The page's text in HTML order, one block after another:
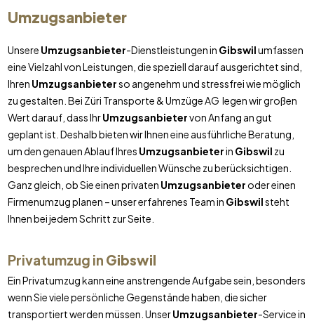
Umzugsanbieter
Unsere Umzugsanbieter-Dienstleistungen in Gibswilumfassen
eine Vielzahl von Leistungen, die speziell darauf ausgerichtet sind,
Ihren Umzugsanbieterso angenehm und stressfrei wie möglich
zu gestalten. Bei Züri Transporte & Umzüge AG legen wir großen
Wert darauf, dass IhrUmzugsanbietervon Anfang an gut
geplant ist. Deshalb bieten wir Ihnen eine ausführliche Beratung,
um den genauen Ablauf Ihres Umzugsanbieterin Gibswil zu
besprechen und Ihre individuellen Wünsche zu berücksichtigen.
Ganz gleich, ob Sie einen privaten Umzugsanbieteroder einen
Firmenumzug planen – unser erfahrenes Team in Gibswilsteht
Ihnen bei jedem Schritt zur Seite.
Privatumzug in Gibswil
Ein Privatumzug kann eine anstrengende Aufgabe sein, besonders
wenn Sie viele persönliche Gegenstände haben, die sicher
transportiert werden müssen. UnserUmzugsanbieter-Service in